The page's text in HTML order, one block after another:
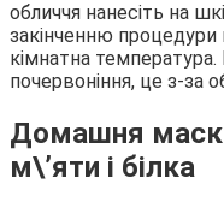
обличчя нанесіть на
закінченню процедури
кімнатна
почервоніння, це з-за
Домашня
м\’яти і білка